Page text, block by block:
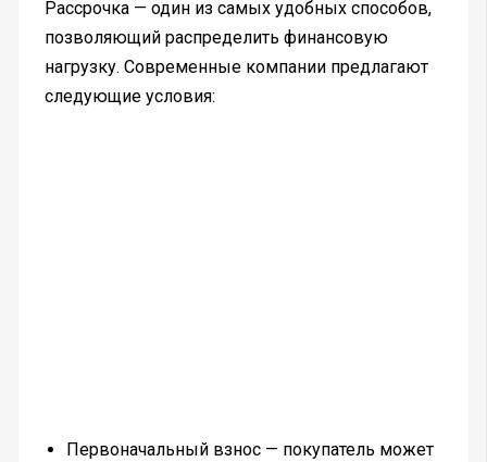
Рассрочка — один из самых удобных способов,
позволяющий распределить финансовую
нагрузку. Современные компании предлагают
следующие условия:
Первоначальный взнос — покупатель может